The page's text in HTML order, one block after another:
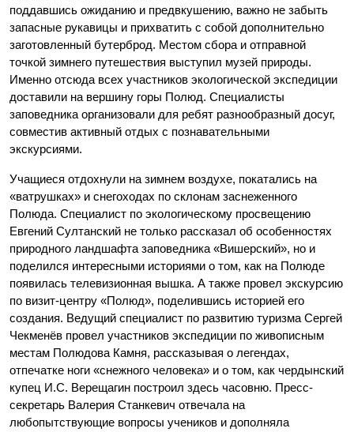
поддавшись ожиданию и предвкушению, важно не забыть
запасные рукавицы и прихватить с собой дополнительно
заготовленный бутерброд. Местом сбора и отправной
точкой зимнего путешествия выступил музей природы.
Именно отсюда всех участников экологической экспедиции
доставили на вершину горы Полюд. Специалисты
заповедника организовали для ребят разнообразный досуг,
совместив активный отдых с познавательными
экскурсиями.
Учащиеся отдохнули на зимнем воздухе, покатались на
«ватрушках» и снегоходах по склонам заснеженного
Полюда. Специалист по экологическому просвещению
Евгений Султанский не только рассказал об особенностях
природного ландшафта заповедника «Вишерский», но и
поделился интересными историями о том, как на Полюде
появилась телевизионная вышка. А также провел экскурсию
по визит-центру «Полюд», поделившись историей его
создания. Ведущий специалист по развитию туризма Сергей
Чекменёв провел участников экспедиции по живописным
местам Полюдова Камня, рассказывая о легендах,
отпечатке ноги «снежного человека» и о том, как чердынский
купец И.С. Верещагин построил здесь часовню. Пресс-
секретарь Валерия Станкевич отвечала на
любопытствующие вопросы учеников и дополняла